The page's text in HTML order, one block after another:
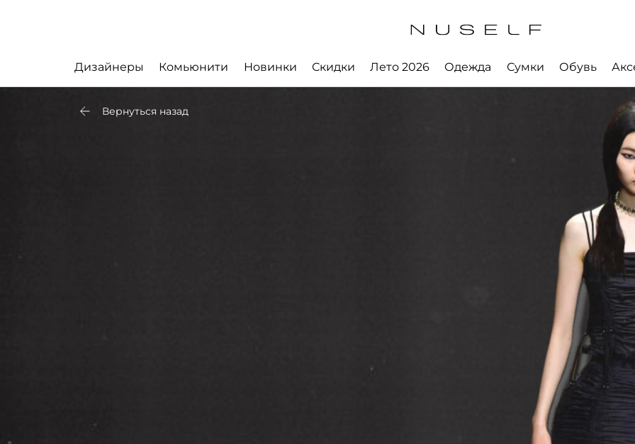
Дизайнеры Комьюнити Новинки Скидки Лето 2026 Одежда Сумки Обувь
Вернуться назад